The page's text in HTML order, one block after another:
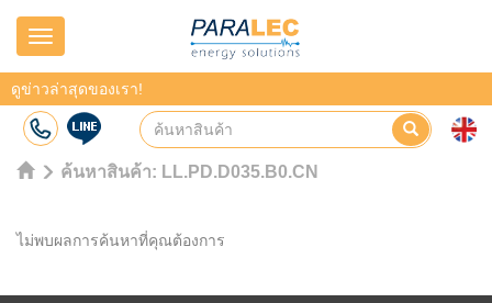
Navigation
ดูข่าวล่าสุดของเรา!
ค้นหาสินค้า: LL.PD.D035.B0.CN
ไม่พบผลการค้นหาที่คุณต้องการ